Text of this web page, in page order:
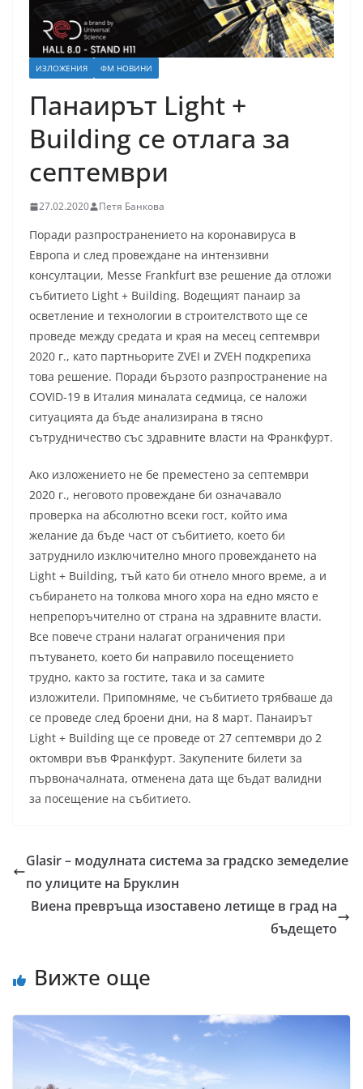
ИЗЛОЖЕНИЯ ФМ НОВИНИ
Панаирът Light +
Building се отлага за
септември
27.02.2020 Петя Банкова
Поради разпространението на коронавируса в
Европа и след провеждане на интензивни
консултации, Messe Frankfurt взе решение да отложи
събитието Light + Building. Водещият панаир за
осветление и технологии в строителството ще се
проведе между средата и края на месец септември
2020 г., като партньорите ZVEI и ZVEH подкрепиха
това решение. Поради бързото разпространение на
COVID-19 в Италия миналата седмица, се наложи
ситуацията да бъде анализирана в тясно
сътрудничество със здравните власти на Франкфурт.
Ако изложението не бе преместено за септември
2020 г., неговото провеждане би означавало
проверка на абсолютно всеки гост, който има
желание да бъде част от събитието, което би
затруднило изключително много провеждането на
Light + Building, тъй като би отнело много време, а и
събирането на толкова много хора на едно място е
непрепоръчително от страна на здравните власти.
Все повече страни налагат ограничения при
пътуването, което би направило посещението
трудно, както за гостите, така и за самите
изложители. Припомняме, че събитието трябваше да
се проведе след броени дни, на 8 март. Панаирът
Light + Building ще се проведе от 27 септември до 2
октомври във Франкфурт. Закупените билети за
първоначалната, отменена дата ще бъдат валидни
за посещение на събитието.
Glasir – модулната система за градско земеделие
по улиците на Бруклин
Виена превръща изоставено летище в град на
бъдещето
Вижте още